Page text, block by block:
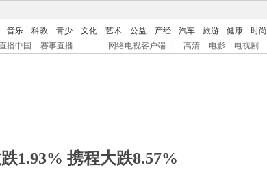
音乐 科教 青少 文化 艺术 公益 产经 汽车 旅游 健康 时尚
播中国 赛事直播 网络电视客户端 高清 电影 电视剧
1.93% 携程大跌8.57%